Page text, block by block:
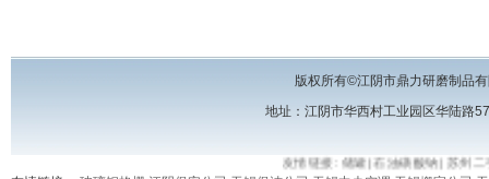
版权所有©江阴市鼎力研磨制品
地址：江阴市华西村工业园区华陆路
友情链接:储罐|石油磺酸钠|苏州二